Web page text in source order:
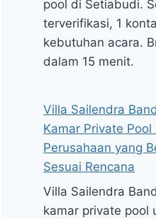
pool di Setiabudi.
terverifikasi, 1
kebutuhan acara.
dalam 15 menit.
Villa Sailendra
Kamar Private
Perusahaan yang
Sesuai Rencana
Villa Sailendra
kamar private pool